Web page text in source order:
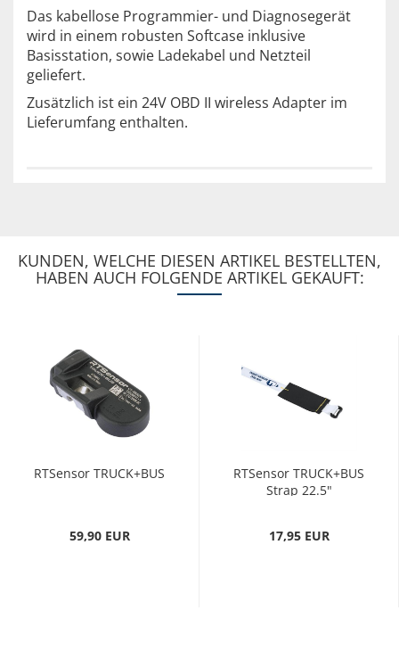
Das kabellose Programmier- und Diagnosegerät
wird in einem robusten Softcase inklusive
Basisstation, sowie Ladekabel und Netzteil
geliefert.
Zusätzlich ist ein 24V OBD II wireless Adapter im
Lieferumfang enthalten.
KUNDEN, WELCHE DIESEN ARTIKEL BESTELLTEN,
HABEN AUCH FOLGENDE ARTIKEL GEKAUFT:
RTSensor TRUCK+BUS
59,90 EUR
RTSensor TRUCK+BUS
Strap 22.5"
17,95 EUR